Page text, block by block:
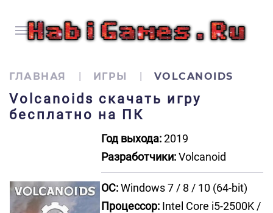
ГЛАВНАЯ ИГРЫ VOLCANOIDS
Volcanoids скачать игру
бесплатно на ПК
Год выхода:2019
Разработчики:Volcanoid
ОС:Windows 7 / 8 / 10 (64-bit)
Процессор: Intel Core i5-2500K /